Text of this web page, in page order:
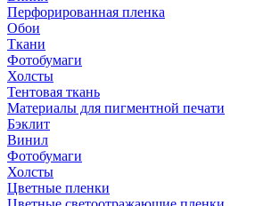
Перфорированная пленка
Обои
Ткани
Фотобумаги
Холсты
Тентовая ткань
Материалы для пигментной печати
Бэклит
Винил
Фотобумаги
Холсты
Цветные пленки